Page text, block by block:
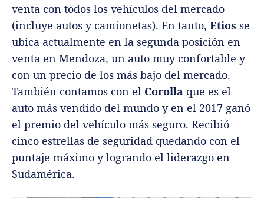
venta con todos los vehículos del mercado
(incluye autos y camionetas). En tanto, Etios se
ubica actualmente en la segunda posición en
venta en Mendoza, un auto muy confortable y
con un precio de los más bajo del mercado.
También contamos con el Corolla que es el
auto más vendido del mundo y en el 2017 ganó
el premio del vehículo más seguro. Recibió
cinco estrellas de seguridad quedando con el
puntaje máximo y logrando el liderazgo en
Sudamérica.